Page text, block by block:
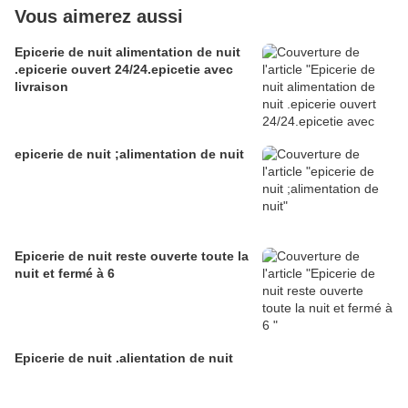
Vous aimerez aussi
Epicerie de nuit alimentation de nuit
.epicerie ouvert 24/24.epicetie avec
livraison
epicerie de nuit ;alimentation de nuit
Epicerie de nuit reste ouverte toute la
nuit et fermé à 6
Epicerie de nuit .alientation de nuit